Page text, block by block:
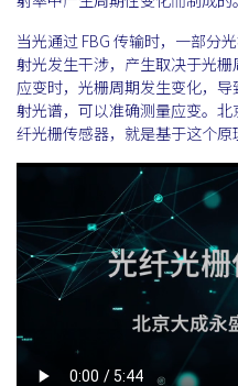
当光通过 FBG 传输时，一部分
射光发生干涉，产生取决于光
应变时，光栅周期发生变化，
射光谱，可以准确测量应变。
纤光栅传感器，就是基于这个原